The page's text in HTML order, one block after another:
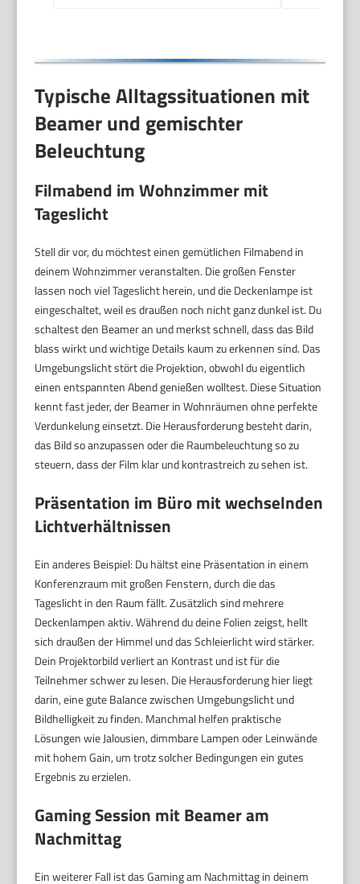
Typische Alltagssituationen mit
Beamer und gemischter
Beleuchtung
Filmabend im Wohnzimmer mit
Tageslicht
Stell dir vor, du möchtest einen gemütlichen Filmabend in
deinem Wohnzimmer veranstalten. Die großen Fenster
lassen noch viel Tageslicht herein, und die Deckenlampe ist
eingeschaltet, weil es draußen noch nicht ganz dunkel ist. Du
schaltest den Beamer an und merkst schnell, dass das Bild
blass wirkt und wichtige Details kaum zu erkennen sind. Das
Umgebungslicht stört die Projektion, obwohl du eigentlich
einen entspannten Abend genießen wolltest. Diese Situation
kennt fast jeder, der Beamer in Wohnräumen ohne perfekte
Verdunkelung einsetzt. Die Herausforderung besteht darin,
das Bild so anzupassen oder die Raumbeleuchtung so zu
steuern, dass der Film klar und kontrastreich zu sehen ist.
Präsentation im Büro mit wechselnden
Lichtverhältnissen
Ein anderes Beispiel: Du hältst eine Präsentation in einem
Konferenzraum mit großen Fenstern, durch die das
Tageslicht in den Raum fällt. Zusätzlich sind mehrere
Deckenlampen aktiv. Während du deine Folien zeigst, hellt
sich draußen der Himmel und das Schleierlicht wird stärker.
Dein Projektorbild verliert an Kontrast und ist für die
Teilnehmer schwer zu lesen. Die Herausforderung hier liegt
darin, eine gute Balance zwischen Umgebungslicht und
Bildhelligkeit zu finden. Manchmal helfen praktische
Lösungen wie Jalousien, dimmbare Lampen oder Leinwände
mit hohem Gain, um trotz solcher Bedingungen ein gutes
Ergebnis zu erzielen.
Gaming Session mit Beamer am
Nachmittag
Ein weiterer Fall ist das Gaming am Nachmittag in deinem